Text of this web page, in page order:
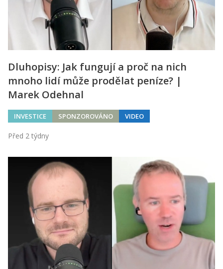
Dluhopisy: Jak fungují a proč na nich
mnoho lidí může prodělat peníze? |
Marek Odehnal
INVESTICE SPONZOROVÁNO VIDEO
Před 2 týdny